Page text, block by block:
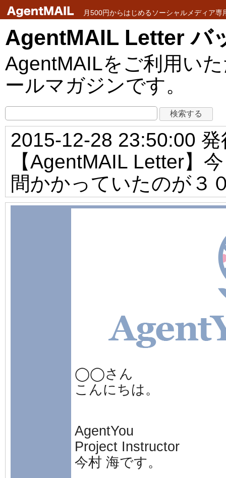
月500円からはじめるソーシャルメディア
AgentMAIL Letter バ
AgentMAILをご利用い
ールマガジンです。
2015-12-28 23:50:00 発
【AgentMAIL Letter】
間かかっていたのが３
◯◯さん
こんにちは。
AgentYou
Project Instructor
今村 海です。